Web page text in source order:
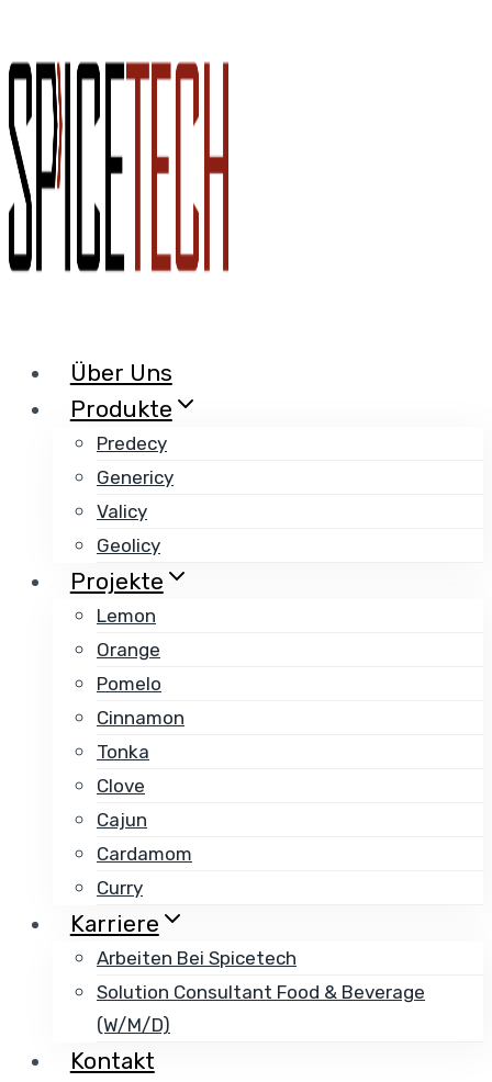
Inhalt
springen
Über Uns
Produkte
Predecy
Genericy
Valicy
Geolicy
Projekte
Lemon
Orange
Pomelo
Cinnamon
Tonka
Clove
Cajun
Cardamom
Curry
Karriere
Arbeiten Bei Spicetech
Solution Consultant Food & Beverage
(w/m/d)
Kontakt